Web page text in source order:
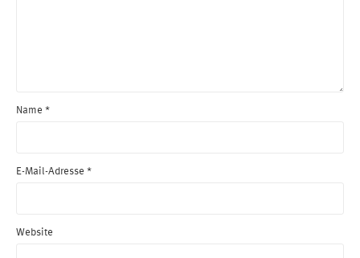
Name *
E-Mail-Adresse *
Website